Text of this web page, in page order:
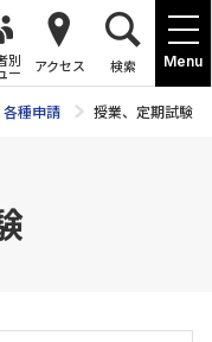
Menu
別
ー アクセス 検索
種申請 授業、定期試験